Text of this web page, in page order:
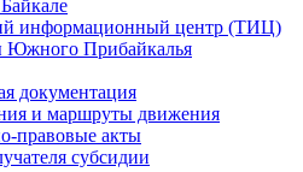
информационный центр (ТИЦ)
Южного Прибайкалья
документация
и маршруты движения
правовые акты
субсидии